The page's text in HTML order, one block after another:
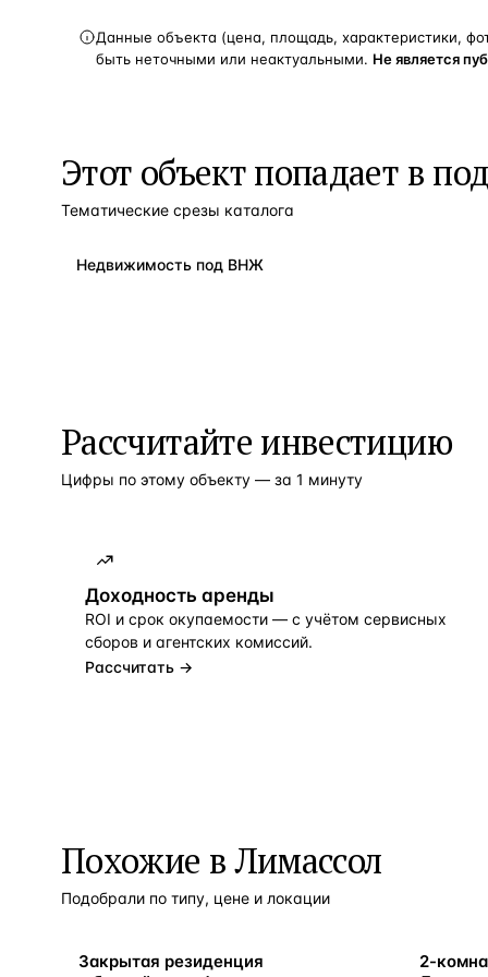
Данные объекта (цена, площадь, характеристики,
быть неточными или неактуальными. Не является
Этот объект попадает в
Тематические срезы каталога
Недвижимость под ВНЖ
Рассчитайте инвестицию
Цифры по этому объекту — за 1 минуту
Доходность аренды
ROI и срок окупаемости — с учётом сервисных
сборов и агентских комиссий.
Рассчитать →
Похожие в Лимассол
Подобрали по типу, цене и локации
ВНЖ
Закрытая резиденция
ВНЖ
2-